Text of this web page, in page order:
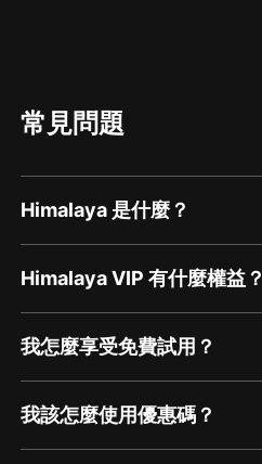
常見問題
Himalaya 是什麼？
Himalaya VIP 有什麼權益？
我怎麼享受免費試用？
我該怎麼使用優惠碼？